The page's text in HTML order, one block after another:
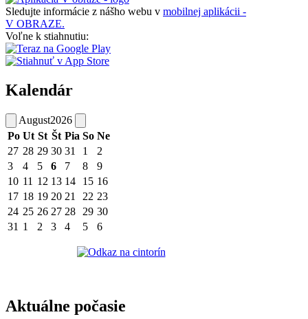
Sledujte informácie z nášho webu v mobilnej aplikácii -
V OBRAZE.
Voľne k stiahnutiu:
Kalendár
August2026
Po Ut St Št Pia So Ne
27 28 29 30 31 1
2
3
4 5 6 7 8
9
10 11 12 13 14 15 16
17 18 19 20 21 22 23
24 25 26 27 28 29 30
31 1 2 3 4 5 6
Aktuálne počasie